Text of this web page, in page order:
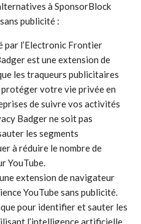
à SponsorBlock
publicité :
par l’Electronic Frontier
est une extension de
les traqueurs publicitaires
votre vie privée en
de suivre vos activités
Badger ne soit pas
les segments
à réduire le nombre de
YouTube.
extension de navigateur
YouTube sans publicité.
pour identifier et sauter les
l’intelligence artificielle.